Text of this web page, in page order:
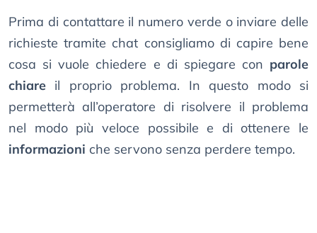
Prima di contattare il numero verde o inviare delle
richieste tramite chat consigliamo di capire bene
cosa si vuole chiedere e di spiegare con parole
chiare il proprio problema. In questo modo si
permetterà all’operatore di risolvere il problema
nel modo più veloce possibile e di ottenere le
informazioni che servono senza perdere tempo.